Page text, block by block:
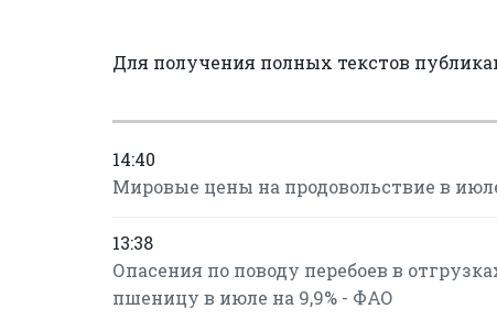
Для получения полных текстов
14:40
Мировые цены на продовольствие в
13:38
Опасения по поводу перебоев в
пшеницу в июле на 9,9% - ФАО